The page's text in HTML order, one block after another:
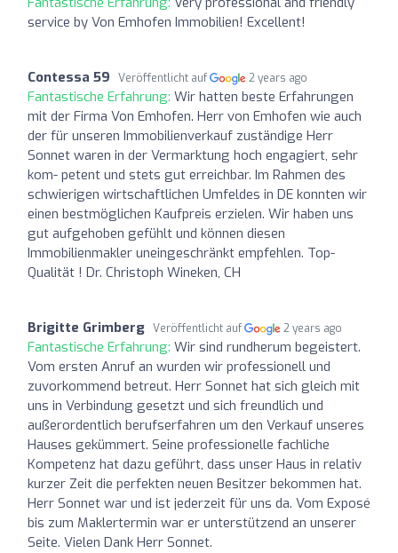
service by Von Emhofen Immobilien! Excellent!
Contessa 59 Veröffentlicht auf 2 years ago
Fantastische Erfahrung: Wir hatten beste Erfahrungen
mit der Firma Von Emhofen. Herr von Emhofen wie auch
der für unseren Immobilienverkauf zuständige Herr
Sonnet waren in der Vermarktung hoch engagiert, sehr
kom- petent und stets gut erreichbar. Im Rahmen des
schwierigen wirtschaftlichen Umfeldes in DE konnten wir
einen bestmöglichen Kaufpreis erzielen. Wir haben uns
gut aufgehoben gefühlt und können diesen
Immobilienmakler uneingeschränkt empfehlen. Top-
Qualität ! Dr. Christoph Wineken, CH
Brigitte Grimberg Veröffentlicht auf 2 years ago
Fantastische Erfahrung: Wir sind rundherum begeistert.
Vom ersten Anruf an wurden wir professionell und
zuvorkommend betreut. Herr Sonnet hat sich gleich mit
uns in Verbindung gesetzt und sich freundlich und
außerordentlich berufserfahren um den Verkauf unseres
Hauses gekümmert. Seine professionelle fachliche
Kompetenz hat dazu geführt, dass unser Haus in relativ
kurzer Zeit die perfekten neuen Besitzer bekommen hat.
Herr Sonnet war und ist jederzeit für uns da. Vom Exposé
bis zum Maklertermin war er unterstützend an unserer
Seite. Vielen Dank Herr Sonnet.